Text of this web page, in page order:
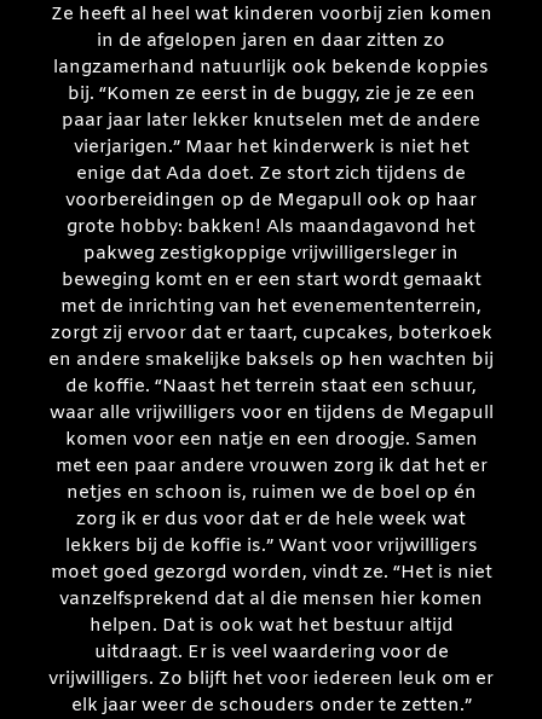
Ze heeft al heel wat kinderen voorbij zien komen
in de afgelopen jaren en daar zitten zo
langzamerhand natuurlijk ook bekende koppies
bij. “Komen ze eerst in de buggy, zie je ze een
paar jaar later lekker knutselen met de andere
vierjarigen.” Maar het kinderwerk is niet het
enige dat Ada doet. Ze stort zich tijdens de
voorbereidingen op de Megapull ook op haar
grote hobby: bakken! Als maandagavond het
pakweg zestigkoppige vrijwilligersleger in
beweging komt en er een start wordt gemaakt
met de inrichting van het evenemententerrein,
zorgt zij ervoor dat er taart, cupcakes, boterkoek
en andere smakelijke baksels op hen wachten bij
de koffie. “Naast het terrein staat een schuur,
waar alle vrijwilligers voor en tijdens de Megapull
komen voor een natje en een droogje. Samen
met een paar andere vrouwen zorg ik dat het er
netjes en schoon is, ruimen we de boel op én
zorg ik er dus voor dat er de hele week wat
lekkers bij de koffie is.” Want voor vrijwilligers
moet goed gezorgd worden, vindt ze. “Het is niet
vanzelfsprekend dat al die mensen hier komen
helpen. Dat is ook wat het bestuur altijd
uitdraagt. Er is veel waardering voor de
vrijwilligers. Zo blijft het voor iedereen leuk om er
elk jaar weer de schouders onder te zetten.”